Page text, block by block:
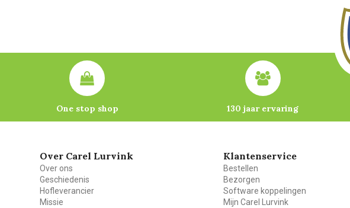
One stop shop 130 jaar ervaring
Over Carel Lurvink
Over ons
Geschiedenis
Hofleverancier
Missie
Klantenservice
Bestellen
Bezorgen
Software koppelingen
Mijn Carel Lurvink